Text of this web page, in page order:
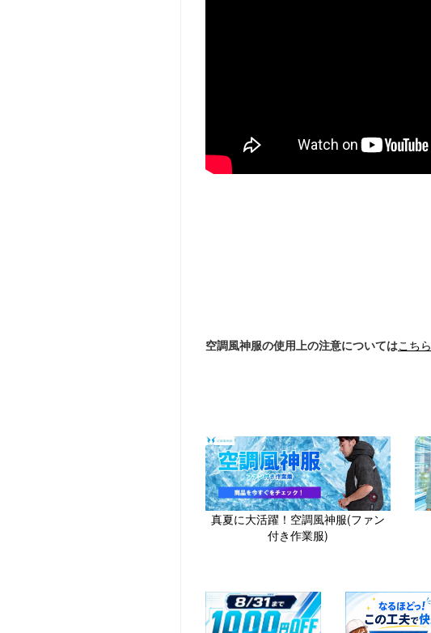
空調風神服の使用上の注意についてはこちら
真夏に大活躍！空調風神服(ファン
付き作業服)